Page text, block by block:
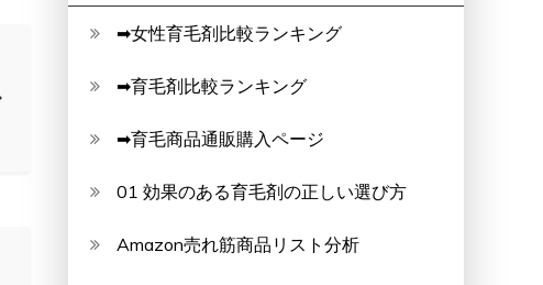
➡女性育毛剤比較ランキング
➡育毛剤比較ランキング
➡育毛商品通販購入ページ
01 効果のある育毛剤の正しい選び方
Amazon売れ筋商品リスト分析